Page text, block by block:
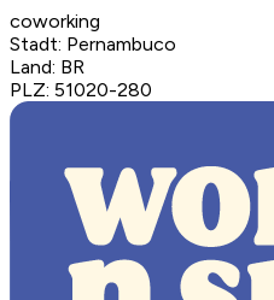
coworking
Stadt: Pernambuco
Land: BR
PLZ: 51020-280